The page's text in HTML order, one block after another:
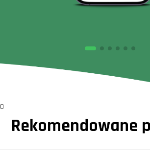
0
Rekomendowane